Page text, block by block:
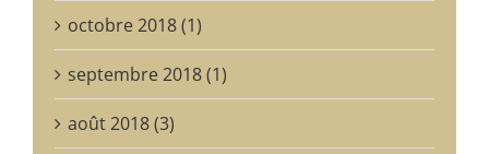
octobre 2018 (1)
septembre 2018 (1)
août 2018 (3)